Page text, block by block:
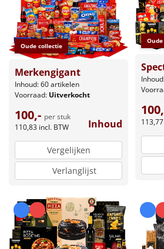
Oude collectie
Merkengigant
Inhoud: 60 artikelen
Voorraad: Uitverkocht
100,- per stuk
110,83 incl. BTW Inhoud
Vergelijken
Verlanglijst
113,77